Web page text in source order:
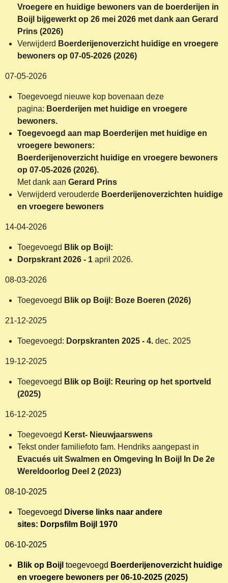
Vroegere en huidige bewoners van de boerderijen in
Boijl bijgewerkt op 26 mei 2026 met dank aan Gerard
Prins (2026)
Verwijderd Boerderijenoverzicht huidige en vroegere
bewoners op 07-05-2026 (2026)
07-05-2026
Toegevoegd nieuwe kop bovenaan deze
pagina: Boerderijen met huidige en vroegere
bewoners.
Toegevoegd aan map Boerderijen met huidige en
vroegere bewoners:
Boerderijenoverzicht huidige en vroegere bewoners
op 07-05-2026 (2026).
Met dank aan Gerard Prins
Verwijderd verouderde Boerderijenoverzichten huidige
en vroegere bewoners
14-04-2026
Toegevoegd Blik op Boijl:
Dorpskrant 2026 - 1 april 2026.
08-03-2026
Toegevoegd Blik op Boijl: Boze Boeren (2026)
21-12-2025
Toegevoegd: Dorpskranten 2025 - 4. dec. 2025
19-12-2025
Toegevoegd Blik op Boijl: Reuring op het sportveld
(2025)
16-12-2025
Toegevoegd Kerst- Nieuwjaarswens
Tekst onder familiefoto fam. Hendriks aangepast in
Evacués uit Swalmen en Omgeving In Boijl In De 2e
Wereldoorlog Deel 2 (2023)
08-10-2025
Toegevoegd Diverse links naar andere
sites: Dorpsfilm Boijl 1970
06-10-2025
Blik op Boijl toegevoegd Boerderijenoverzicht huidige
en vroegere bewoners per 06-10-2025 (2025)